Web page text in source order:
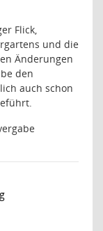
Flick,
und die
Änderungen
den
auch schon